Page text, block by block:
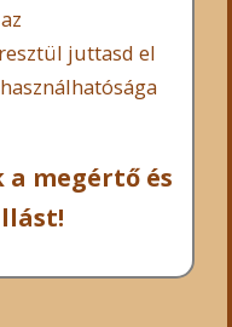
juttasd el
a megértő és